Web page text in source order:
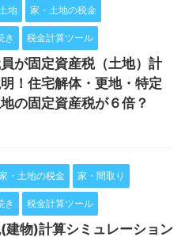
地 家・土地の税金
き 税金計算ツール
が固定資産税（土地）計
！住宅解体・更地・特定
の固定資産税が６倍？
・土地の税金 家・間取り
き 税金計算ツール
建物)計算シミュレーション